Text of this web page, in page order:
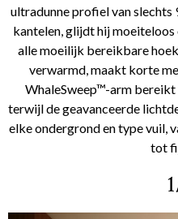
ultradunne profiel van slechts
kantelen, glijdt hij moeiteloos
alle moeilijk bereikbare
verwarmd, maakt korte
WhaleSweep™-arm bereikt
terwijl de geavanceerde
elke ondergrond en type vuil,
tot